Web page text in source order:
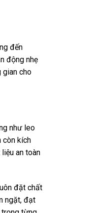
đến
động nhẹ
gian cho
như leo
còn kích
an toàn
đặt chất
ngặt, đạt